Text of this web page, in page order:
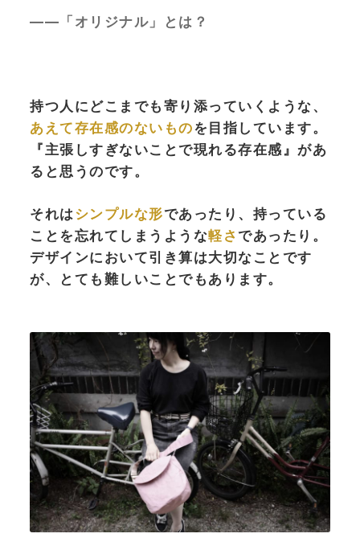
——「オリジナル」とは？
持つ人にどこまでも寄り添っていくような、
あえて存在感のないものを目指しています。
『主張しすぎないことで現れる存在感』があ
ると思うのです。
それは シンプルな形であったり、持っている
ことを忘れてしまうような軽さ であったり。
デザインにおいて引き算は大切なことです
が、とても難しいことでもあります。